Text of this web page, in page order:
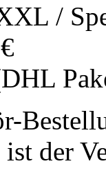
/
ist der